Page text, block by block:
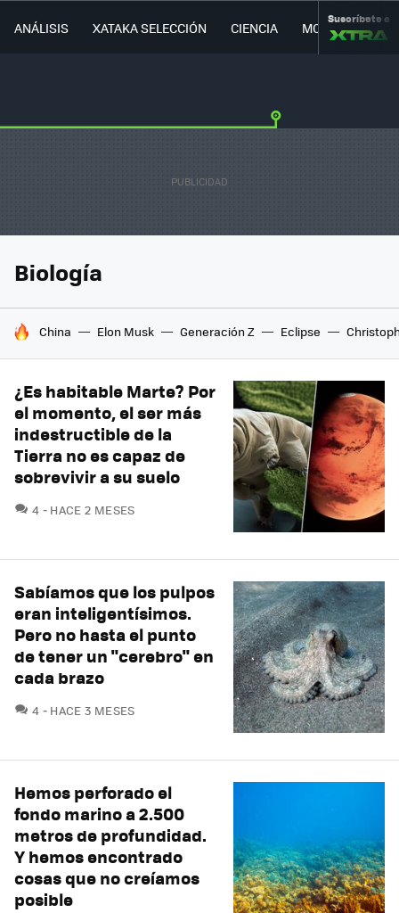
ANÁLISIS XATAKA SELECCIÓN CIENCIA MOVILIDAD
Suscríbete a
Biología
HOY SE HABLA DE
China Elon Musk Generación Z Eclipse
¿Es habitable Marte? Por
el momento, el ser más
indestructible de la
Tierra no es capaz de
sobrevivir a su suelo
4 COMENTARIOS
HACE 2 MESES
Sabíamos que los pulpos
eran inteligentísimos.
Pero no hasta el punto
de tener un "cerebro" en
cada brazo
4 COMENTARIOS
HACE 3 MESES
Hemos perforado el
fondo marino a 2.500
metros de profundidad.
Y hemos encontrado
cosas que no creíamos
posible